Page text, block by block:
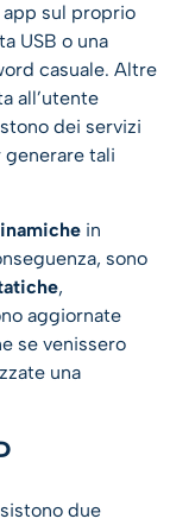
app sul proprio
USB o una
casuale. Altre
all’utente
dei servizi
tali
in
sono
,
aggiornate
se venissero
una
due